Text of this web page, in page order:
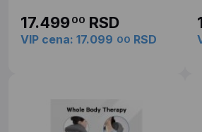
17.49900 RSD
VIP cena: 17.099 00 RSD